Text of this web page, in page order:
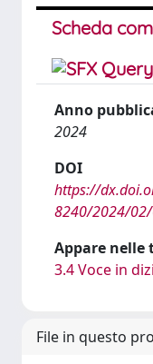
Scheda
Anno
2024
DOI
https://
8240/2024/
Appare nelle
3.4 Voce in
File in questo